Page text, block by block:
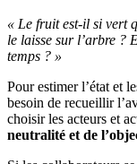
« Le fruit est-il si vert
le laisse sur l’arbre ?
temps ? »
Pour estimer l’état et
besoin de recueillir
choisir les acteurs et
neutralité et de